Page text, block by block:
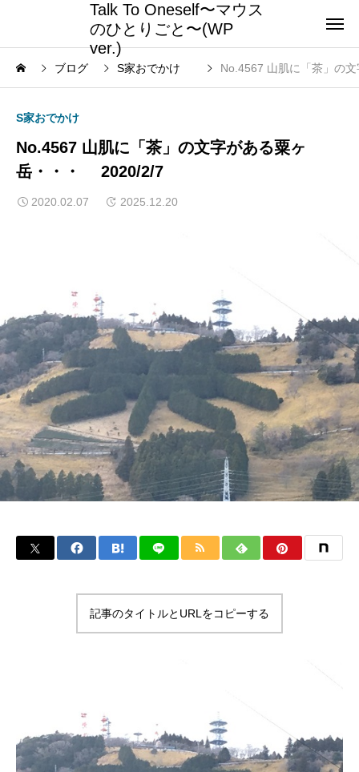
Talk To Oneself〜マウス
のひとりごと〜(WP
ver.)
ブログ S家おでかけ No.4567 山肌に「茶」の
S家おでかけ
No.4567 山肌に「茶」の文字がある粟ヶ
岳・・・ 2020/2/7
2020.02.07 2025.12.20
記事のタイトルとURLをコピーする